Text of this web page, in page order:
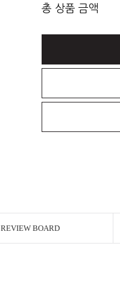
총 상품 금액
REVIEW BOARD